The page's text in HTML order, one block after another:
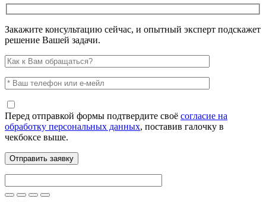
Закажите консультацию сейчас, и опытный эксперт подскажет
решение Вашей задачи.
Перед отправкой формы подтвердите своё согласие на
обработку персональных данных, поставив галочку в
чекбоксе выше.